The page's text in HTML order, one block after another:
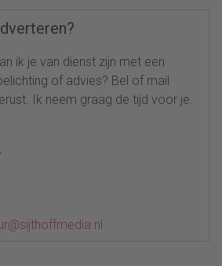
ik je van dienst zijn met een
of advies? Bel of mail
Ik neem graag de tijd voor je.